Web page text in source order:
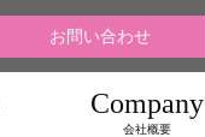
お問い合わせ
Company
会社概要